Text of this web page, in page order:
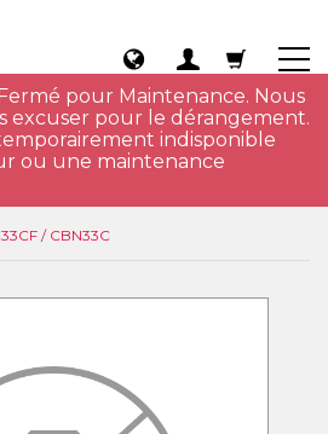
pour Maintenance. Nous
excuser pour le dérangement.
indisponible
ou une maintenance
/ CBN33C